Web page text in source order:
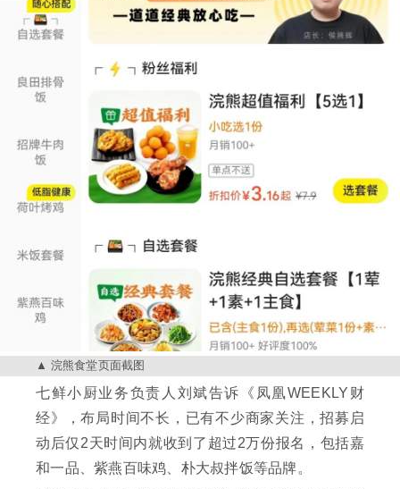
浣熊食堂页面截图
七鲜小厨业务负责人刘斌告诉《凤凰WEEKLY财
经》，布局时间不长，已有不少商家关注，招募启
动后仅2天时间内就收到了超过2万份报名，包括嘉
和一品、紫燕百味鸡、朴大叔拌饭等品牌。